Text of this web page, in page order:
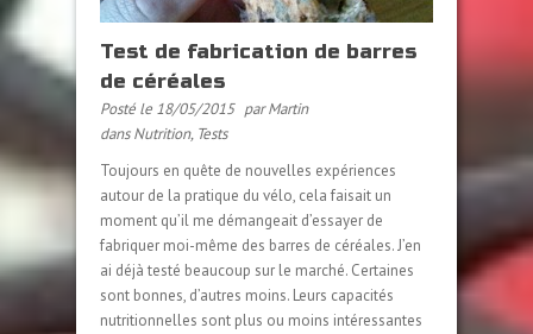
Test de fabrication de barres
de céréales
Posté le 18/05/2015 par Martin
dansNutrition, Tests
Toujours en quête de nouvelles expériences
autour de la pratique du vélo, cela faisait un
moment qu’il me démangeait d’essayer de
fabriquer moi-même des barres de céréales. J’en
ai déjà testé beaucoup sur le marché. Certaines
sont bonnes, d’autres moins. Leurs capacités
nutritionnelles sont plus ou moins intéressantes